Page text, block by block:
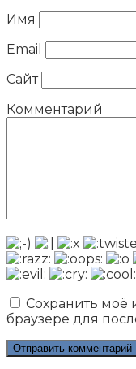
Имя
Email
Сайт
Комментарий
Сохранить моё
браузере для